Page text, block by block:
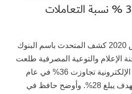
البنوك السعودية: 36 % نسبة التعاملات
مجلة تحالف – 3 أغسطس 2020 كشف المتحدث باسم البنوك
الإعلام والتوعية المصرفية طلعت
حافظ أن نسبة التعاملات الإلكترونية تجاوزت 36% في عام
2020، لافتا إلى أن المستهدف يبلغ 28%. وأوضح حافظ في